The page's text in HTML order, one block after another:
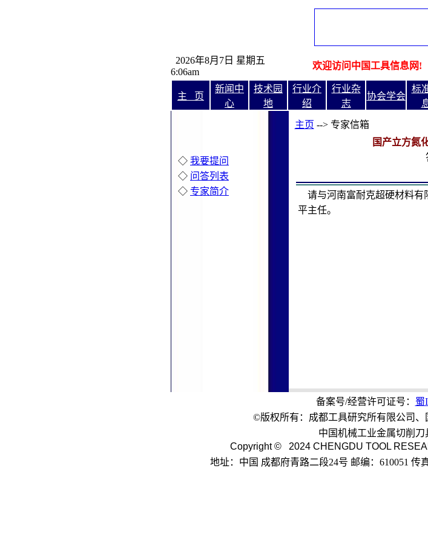
2026年8月7日 星期五
6:06am
欢迎访问中国工具信息网!
主 页
新闻中
心
技术园
地
行业介
绍
行业杂
志
协会学会
标
◇ 我要提问
◇ 问答列表
◇ 专家简介
主页 --> 专家信箱
国产立方氮
请与河南富耐克超硬材料有
平主任。
备案号/经营许可证号： 蜀
©版权所有：成都工具研究所有限公司
中国机械工业金属切削
Copyright © 2024 CHENGDU TOOL
地址：中国 成都府青路二段24号 邮编：610051 传